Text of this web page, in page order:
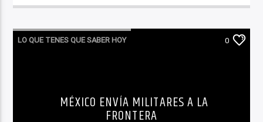
LO QUE TENES QUE SABER HOY 0
MÉXICO ENVÍA MILITARES A LA
FRONTERA